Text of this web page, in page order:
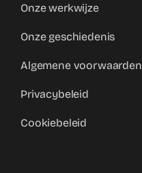
Onze werkwijze
Onze geschiedenis
Algemene voorwaarden
Privacybeleid
Cookiebeleid